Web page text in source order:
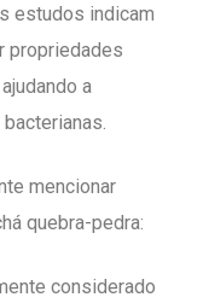
estudos indicam
propriedades
a
mencionar
quebra-pedra:
considerado